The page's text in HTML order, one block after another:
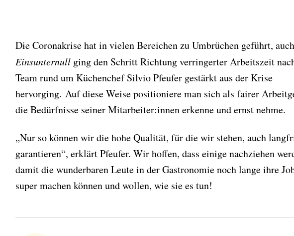
Die Coronakrise hat in vielen Bereichen zu Umbrüchen geführt,
Einsunternull ging den Schritt Richtung verringerter Arbeitszeit
Team rund um Küchenchef Silvio Pfeufer gestärkt aus der Krise
hervorging. Auf diese Weise positioniere man sich als fairer
die Bedürfnisse seiner Mitarbeiter:innen erkenne und ernst nehme.
„Nur so können wir die hohe Qualität, für die wir stehen, auch
garantieren“, erklärt Pfeufer. Wir hoffen, dass einige nachziehen
damit die wunderbaren Leute in der Gastronomie noch lange ihre
super machen können und wollen, wie sie es tun!